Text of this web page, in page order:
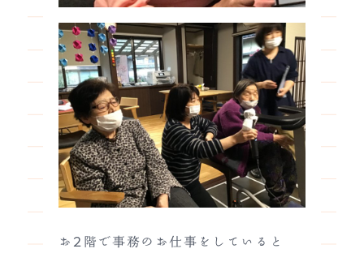
お２階で事務のお仕事をしていると